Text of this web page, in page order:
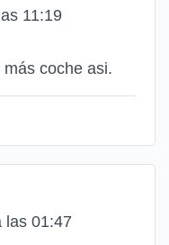
11:19
coche asi.
las 01:47